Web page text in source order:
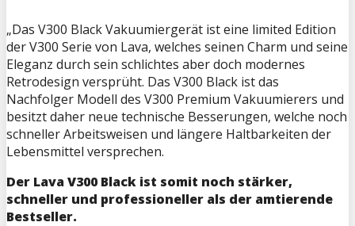
„Das V300 Black Vakuumiergerät ist eine limited Edition
der V300 Serie von Lava, welches seinen Charm und seine
Eleganz durch sein schlichtes aber doch modernes
Retrodesign versprüht. Das V300 Black ist das
Nachfolger Modell des V300 Premium Vakuumierers und
besitzt daher neue technische Besserungen, welche noch
schneller Arbeitsweisen und längere Haltbarkeiten der
Lebensmittel versprechen.
Der Lava V300 Black ist somit noch stärker,
schneller und professioneller als der amtierende
Bestseller.